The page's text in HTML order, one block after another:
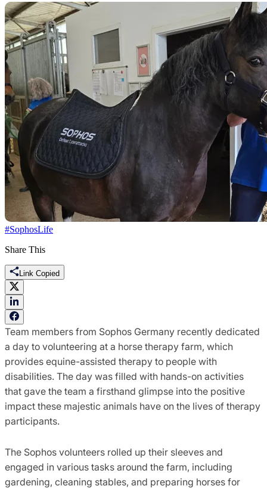
#SophosLife
Share This
Link Copied
Team members from Sophos Germany recently dedicated
a day to volunteering at a horse therapy farm, which
provides equine-assisted therapy to people with
disabilities. The day was filled with hands-on activities
that gave the team a firsthand glimpse into the positive
impact these majestic animals have on the lives of therapy
participants.
The Sophos volunteers rolled up their sleeves and
engaged in various tasks around the farm, including
gardening, cleaning stables, and preparing horses for